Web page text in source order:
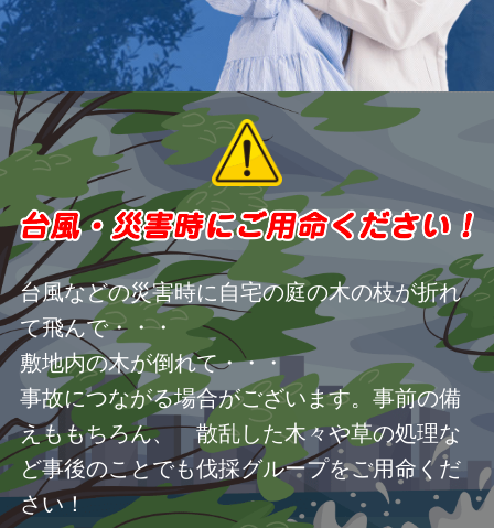
台風などの災害時に自宅の庭の木の枝が折れ
て飛んで・・・
敷地内の木が倒れて・・・
事故につながる場合がございます。事前の備
えももちろん、 散乱した木々や草の処理な
ど事後のことでも伐採グループをご用命くだ
さい！